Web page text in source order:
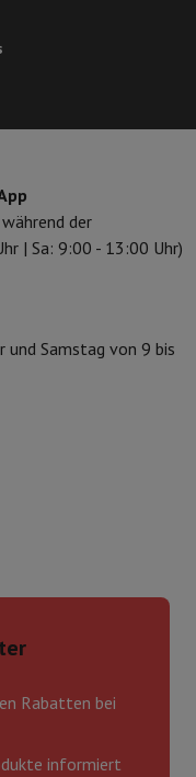
& Schutz
für Akkus
HIFI International
der
| Sa: 9:00 - 13:00 Uhr)
Samstag von 9 bis
Rabatten bei
informiert